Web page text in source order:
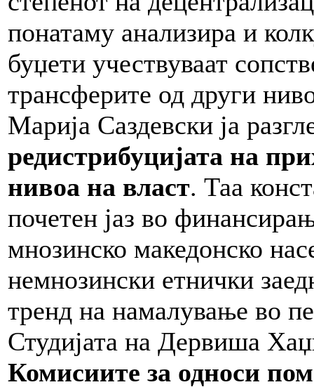
понатаму анализира и
буџети учествуваат
трансферите од други
Марија Саздевски ја
редистрибуцијата на
нивоа на власт. Таа
почетен јаз во
мнозинско македонско
немнозински етнички
тренд на намалување во
Студијата на Дервиша
Комисиите за односи